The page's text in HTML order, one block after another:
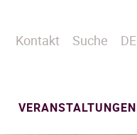
Kontakt Suche DE
VERANSTALTUNGEN